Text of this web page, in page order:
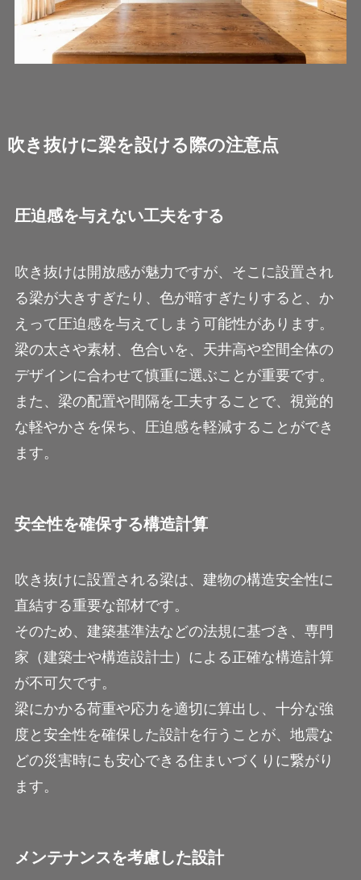
吹き抜けに梁を設ける際の注意点
圧迫感を与えない工夫をする
吹き抜けは開放感が魅力ですが、そこに設置され
る梁が大きすぎたり、色が暗すぎたりすると、か
えって圧迫感を与えてしまう可能性があります。
梁の太さや素材、色合いを、天井高や空間全体の
デザインに合わせて慎重に選ぶことが重要です。
また、梁の配置や間隔を工夫することで、視覚的
な軽やかさを保ち、圧迫感を軽減することができ
ます。
安全性を確保する構造計算
吹き抜けに設置される梁は、建物の構造安全性に
直結する重要な部材です。
そのため、建築基準法などの法規に基づき、専門
家（建築士や構造設計士）による正確な構造計算
が不可欠です。
梁にかかる荷重や応力を適切に算出し、十分な強
度と安全性を確保した設計を行うことが、地震な
どの災害時にも安心できる住まいづくりに繋がり
ます。
メンテナンスを考慮した設計